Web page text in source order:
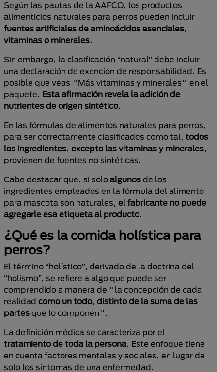
Según las pautas de la AAFCO, los productos
alimenticios naturales para perros pueden incluir
fuentes artificiales de aminoácidos esenciales,
vitaminas o minerales.
Sin embargo, la clasificación “natural” debe incluir
una declaración de exención de responsabilidad. Es
posible que veas "Más vitaminas y minerales" en el
paquete. Esta afirmación revela la adición de
nutrientes de origen sintético.
En las fórmulas de alimentos naturales para perros,
para ser correctamente clasificados como tal, todos
los ingredientes, excepto las vitaminas y minerales,
provienen de fuentes no sintéticas.
Cabe destacar que, si solo algunos de los
ingredientes empleados en la fórmula del alimento
para mascota son naturales, el fabricante no puede
agregarle esa etiqueta al producto.
¿Qué es la comida holística para
perros?
El término “holístico”, derivado de la doctrina del
“holismo”, se refiere a algo que puede ser
comprendido a manera de "la concepción de cada
realidad como un todo, distinto de la suma de las
partes que lo componen".
La definición médica se caracteriza por el
tratamiento de toda la persona. Este enfoque tiene
en cuenta factores mentales y sociales, en lugar de
solo los síntomas de una enfermedad.